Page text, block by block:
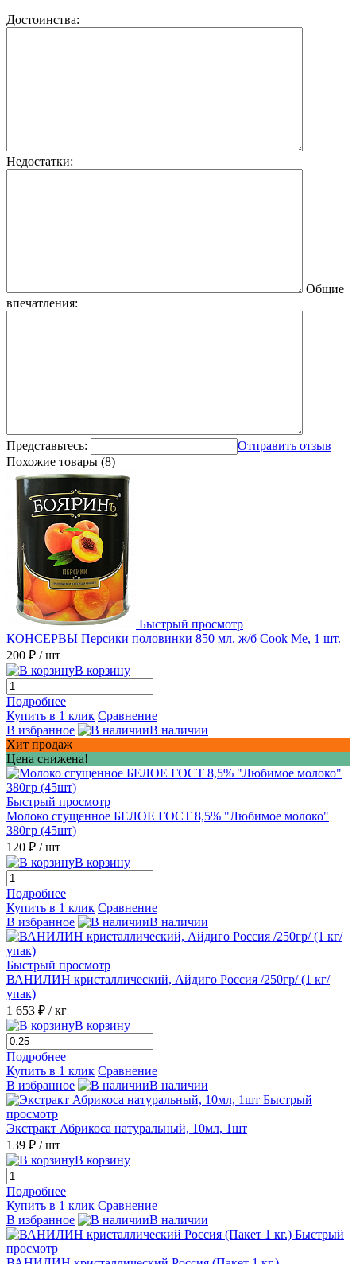
Достоинства:
Недостатки:
Общие
впечатления:
Представьтесь:
Отправить отзыв
Похожие товары (8)
Быстрый просмотр
КОНСЕРВЫ Персики половинки 850 мл. ж/б Cook Me, 1 шт.
200 ₽ / шт
В корзину
Подробнее
Купить в 1 клик Сравнение
В избранное
В наличии
Хит продаж
Цена снижена!
Быстрый просмотр
Молоко сгущенное БЕЛОЕ ГОСТ 8,5% "Любимое молоко"
380гр (45шт)
120 ₽ / шт
В корзину
Подробнее
Купить в 1 клик Сравнение
В избранное
В наличии
Быстрый просмотр
ВАНИЛИН кристаллический, Айдиго Россия /250гр/ (1 кг/
упак)
1 653 ₽ / кг
В корзину
Подробнее
Купить в 1 клик Сравнение
В избранное
В наличии
Быстрый
просмотр
Экстракт Абрикоса натуральный, 10мл, 1шт
139 ₽ / шт
В корзину
Подробнее
Купить в 1 клик Сравнение
В избранное
В наличии
Быстрый
просмотр